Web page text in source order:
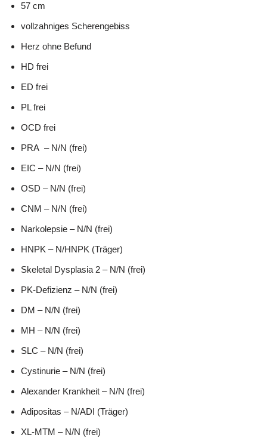
57 cm
vollzahniges Scherengebiss
Herz ohne Befund
HD frei
ED frei
PL frei
OCD frei
PRA – N/N (frei)
EIC – N/N (frei)
OSD – N/N (frei)
CNM – N/N (frei)
Narkolepsie – N/N (frei)
HNPK – N/HNPK (Träger)
Skeletal Dysplasia 2 – N/N (frei)
PK-Defizienz – N/N (frei)
DM – N/N (frei)
MH – N/N (frei)
SLC – N/N (frei)
Cystinurie – N/N (frei)
Alexander Krankheit – N/N (frei)
Adipositas – N/ADI (Träger)
XL-MTM – N/N (frei)